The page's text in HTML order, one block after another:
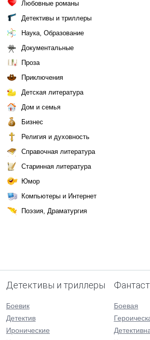
Любовные романы
Детективы и триллеры
Наука, Образование
Документальные
Проза
Приключения
Детская литература
Дом и семья
Бизнес
Религия и духовность
Справочная литература
Старинная литература
Юмор
Компьютеры и Интернет
Поэзия, Драматургия
Детективы и триллеры
Боевик
Детектив
Иронические
Боевая